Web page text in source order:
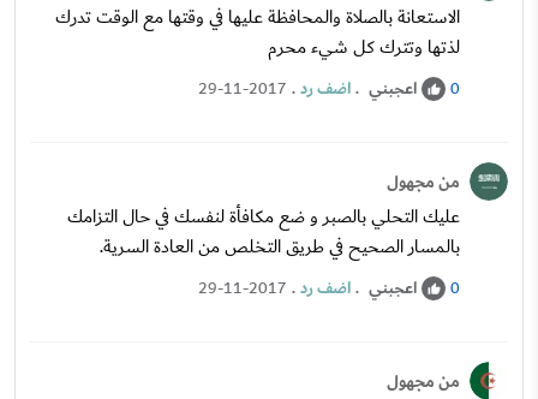
الاستعانة بالصلاة والمحافظة عليها في وقتها مع الوقت تدرك
لذتها وتترك كل شيء محرم
0 اعجبني .اضف رد.
29-11-2017
من مجهول
عليك التحلي بالصبر و ضع مكافأة لنفسك في حال التزامك
بالمسار الصحيح في طريق التخلص من العادة السرية.
0 اعجبني .اضف رد.
29-11-2017
من مجهول